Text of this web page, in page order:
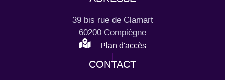
39 bis rue de Clamart
60200 Compiègne
Plan d'accès
CONTACT